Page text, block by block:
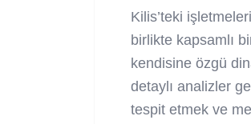
Kilis’teki
birlikte kapsamlı
kendisine özgü
detaylı analizler
tespit etmek ve